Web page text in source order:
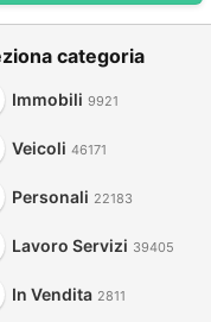
categoria
Immobili 9921
Veicoli 46171
Personali 22183
Lavoro Servizi 39405
In Vendita 2811